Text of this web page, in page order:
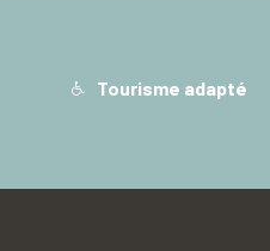
Tourisme adapté